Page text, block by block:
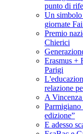
punto di
Un
giornate
Premio
Chierici
Erasmus +
Parigi
relazione
A
Parmigiano
edizione”
E adesso